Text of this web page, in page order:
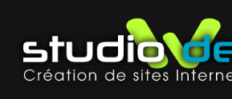
contenu